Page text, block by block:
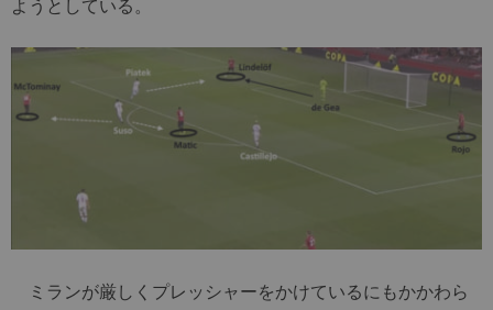
ようとしている。
ミランが厳しくプレッシャーをかけているにもかかわら